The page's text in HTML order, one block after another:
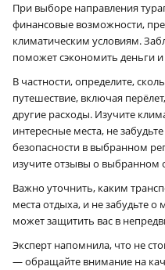
При выборе направления
финансовые возможности,
климатическим условиям.
поможет сэкономить деньги
В частности, определите,
путешествие, включая
другие расходы. Изучите
интересные места, не
безопасности в выбранном
изучите отзывы о выбранном
Важно уточнить, каким
места отдыха, и не забудьте о
может защитить вас в
Эксперт напомнила, что не
— обращайте внимание на